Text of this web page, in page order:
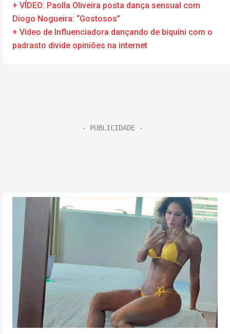
+ VÍDEO: Paolla Oliveira posta dança sensual com
Diogo Nogueira: “Gostosos”
+ Vídeo de Influenciadora dançando de biquíni com o
padrasto divide opiniões na internet